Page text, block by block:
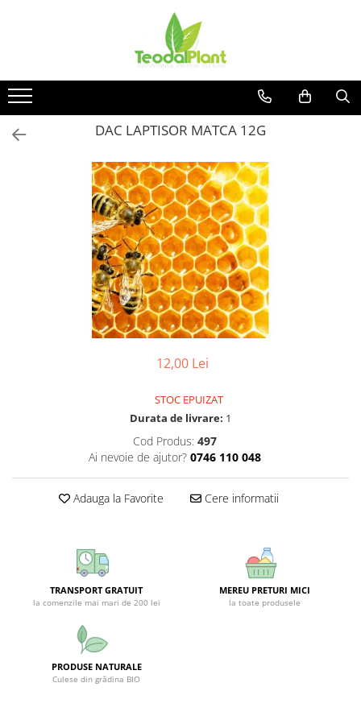
SUPLIMENTE ARTICULATII
ANTIINFLAMATOARE
SUPLIMENTE TONICE
SUPLIMENTE DIABET
SUPLIMENTE DIVERSE
SUPLIMENTE HORMONALE
SUPLIMENTE CARDIO VASCULARE
HEPATOPROTECTOARE-BILA
SUPLIMENTE PROSTATĂ
SUPLIMENTE SLĂBIRE
SUPLIMENTE VITAMINE ȘI
MINERALE
SUPLIMENTE COLESTEROL
RESPIRATOR ANTIVIRAL
SUPLIMENTE ANTIOXIDANȚI-
ANTITUMORAL
SUPLIMENTE URO-GENITAL
DAC LAPTISOR MATCA 12G
12,00 Lei
STOC EPUIZAT
Durata de livrare: 1
Cod Produs: 497
Ai nevoie de ajutor? 0746 110 048
Adauga la Favorite Cere informatii
TRANSPORT GRATUIT
la comenzile mai mari de 200 lei
MEREU PRETURI MICI
la toate produsele
PRODUSE NATURALE
Culese din grădina BIO